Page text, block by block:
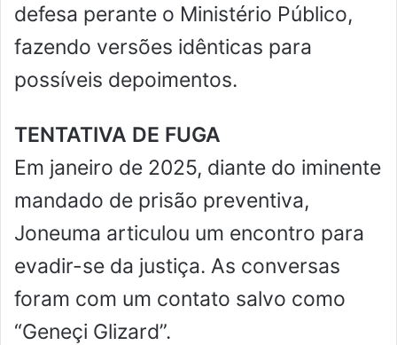
defesa perante o Ministério Público,
fazendo versões idênticas para
possíveis depoimentos.
TENTATIVA DE FUGA
Em janeiro de 2025, diante do iminente
mandado de prisão preventiva,
Joneuma articulou um encontro para
evadir-se da justiça. As conversas
foram com um contato salvo como
“Geneçi Glizard”.